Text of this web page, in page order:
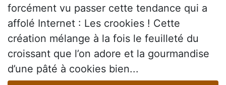
forcément vu passer cette tendance qui a
affolé Internet : Les crookies ! Cette
création mélange à la fois le feuilleté du
croissant que l’on adore et la gourmandise
d’une pâté à cookies bien...